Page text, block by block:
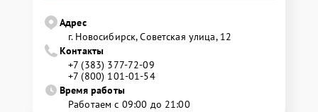
Адрес
г. Новосибирск, Советская улица, 12
Контакты
+7 (383) 377-72-09
+7 (800) 101-01-54
Время работы
Работаем с 09:00 до 21:00